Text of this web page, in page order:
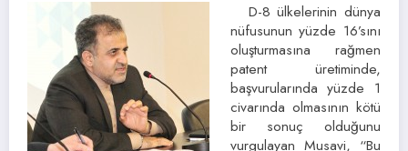
D-8 ülkelerinin dünya
nüfusunun yüzde 16’sını
oluşturmasına rağmen
patent üretiminde,
başvurularında yüzde 1
civarında olmasının kötü
bir sonuç olduğunu
vurgulayan Musavi, “Bu